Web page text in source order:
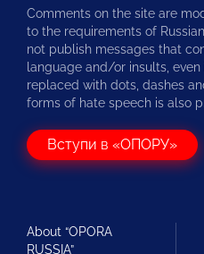
Comments on the site are
to the requirements of
not publish messages that
language and/or insults,
replaced with dots, dashes
forms of hate speech is also
Вступи в «ОПОРУ»
About “OPORA
RUSSIA”